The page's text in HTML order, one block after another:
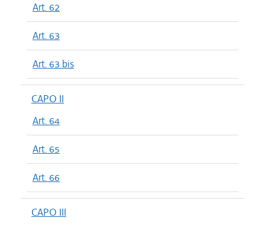
Art. 62
Art. 63
Art. 63 bis
CAPO II
Art. 64
Art. 65
Art. 66
CAPO III